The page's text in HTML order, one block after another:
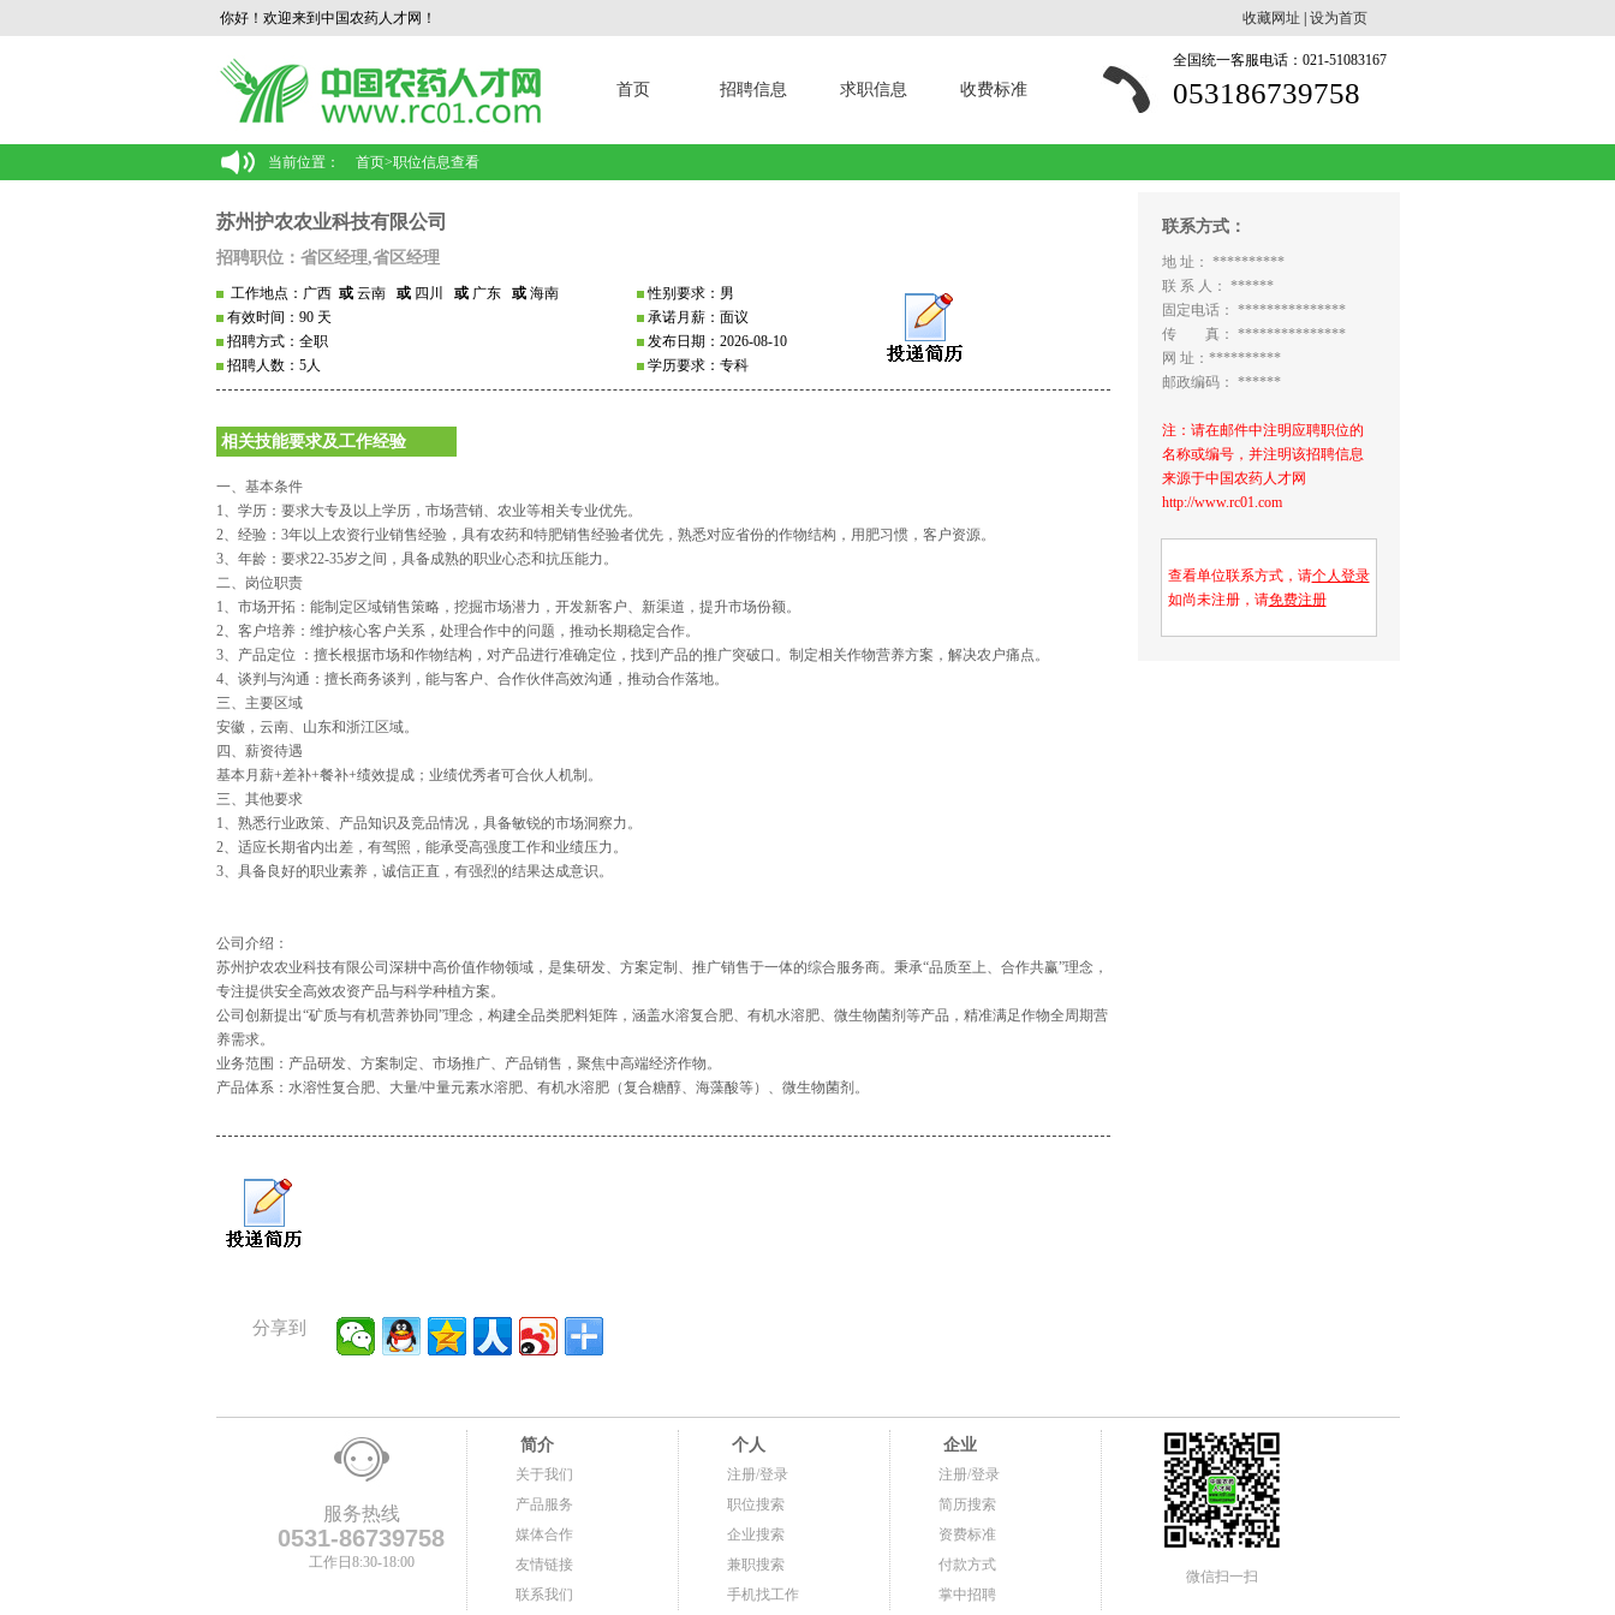
你好！欢迎来到中国农药人才网！ 收藏网址 设为首页
首页 招聘信息 求职信息 收费标准
全国统一客服电话：021-51083167
053186739758
当前位置： 首页>职位信息查看
苏州护农农业科技有限公司
招聘职位：省区经理,省区经理
工作地点：广西 或云南 或四川 或广东 或海南
有效时间：90 天
招聘方式：全职
招聘人数：5人
性别要求：男
承诺月薪：面议
发布日期：2026-08-10
学历要求：专科
相关技能要求及工作经验
一、基本条件
1、学历：要求大专及以上学历，市场营销、农业等相关专业优先。
2、经验：3年以上农资行业销售经验，具有农药和特肥销售经验者优先，熟悉对应省份的作物结构，用肥习惯，客户资源。
3、年龄：要求22-35岁之间，具备成熟的职业心态和抗压能力。
二、岗位职责
1、市场开拓：能制定区域销售策略，挖掘市场潜力，开发新客户、新渠道，提升市场份额。
2、客户培养：维护核心客户关系，处理合作中的问题，推动长期稳定合作。
3、产品定位 ：擅长根据市场和作物结构，对产品进行准确定位，找到产品的推广突破口。制定相关作物营养方案，解决农户痛点。
4、谈判与沟通：擅长商务谈判，能与客户、合作伙伴高效沟通，推动合作落地。
三、主要区域
安徽，云南、山东和浙江区域。
四、薪资待遇
基本月薪+差补+餐补+绩效提成；业绩优秀者可合伙人机制。
三、其他要求
1、熟悉行业政策、产品知识及竞品情况，具备敏锐的市场洞察力。
2、适应长期省内出差，有驾照，能承受高强度工作和业绩压力。
3、具备良好的职业素养，诚信正直，有强烈的结果达成意识。
公司介绍：
苏州护农农业科技有限公司深耕中高价值作物领域，是集研发、方案定制、推广销售于一体的综合服务商。秉承“品质至上、合作共赢”理念，
专注提供安全高效农资产品与科学种植方案。
公司创新提出“矿质与有机营养协同”理念，构建全品类肥料矩阵，涵盖水溶复合肥、有机水溶肥、微生物菌剂等产品，精准满足作物全周期营
养需求。
业务范围：产品研发、方案制定、市场推广、产品销售，聚焦中高端经济作物。
产品体系：水溶性复合肥、大量/中量元素水溶肥、有机水溶肥（复合糖醇、海藻酸等）、微生物菌剂。
分享到
联系方式：
地 址： **********
联 系 人： ******
固定电话： ***************
传 真： ***************
网 址：**********
邮政编码： ******
注：请在邮件中注明应聘职位的
名称或编号，并注明该招聘信息
来源于中国农药人才网
http://www.rc01.com
查看单位联系方式，请个人登录
如尚未注册，请免费注册
服务热线
0531-86739758
工作日8:30-18:00
简介
关于我们
产品服务
媒体合作
友情链接
联系我们
个人
注册/登录
职位搜索
企业搜索
兼职搜索
手机找工作
企业
注册/登录
简历搜索
资费标准
付款方式
掌中招聘
微信扫一扫